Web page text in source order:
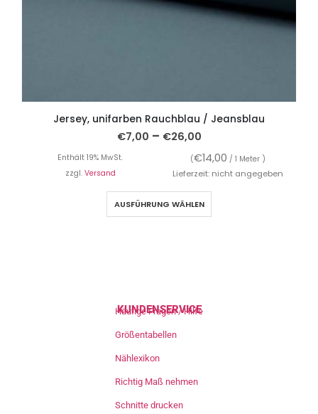
Jersey, unifarben Rauchblau / Jeansblau
€7,00 – €26,00
Enthält 19% MwSt. (€14,00 / 1 Meter )
zzgl. Versand Lieferzeit: nicht angegeben
AUSFÜHRUNG WÄHLEN
KUNDENSERVICE
Häufige Fragen / Hilfe
Größentabellen
Nählexikon
Richtig Maß nehmen
Schnitte drucken